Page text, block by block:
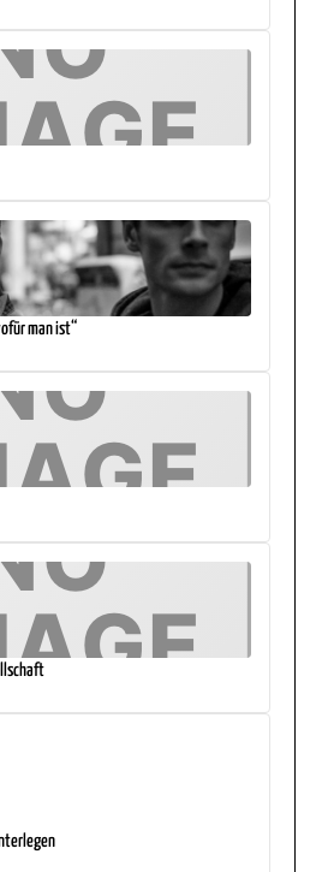
man ist“